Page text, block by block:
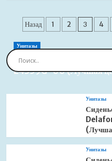
система
Hansgrohe
E
240
термостатом
Пагинация
записей
Назад 1 2 3 4
Унитазы
Сиденье для унитаза
E4359G-00 (Лучшая
Унитазы
Унитазы